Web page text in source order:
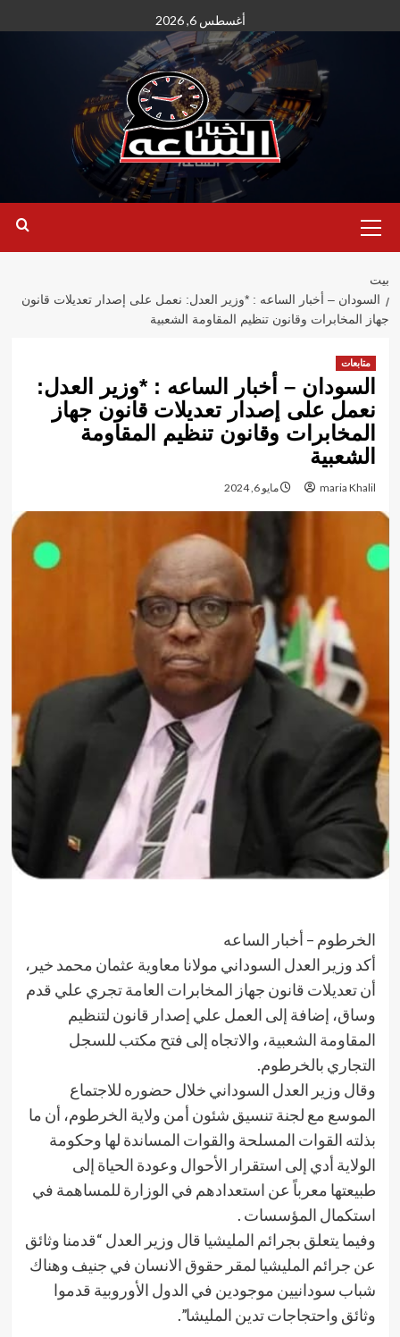
إلى
أغسطس 6, 2026
الأساسية
بيت
السودان – أخبار الساعه : *وزير العدل: نعمل على إصدار تعديلات قانون
جهاز المخابرات وقانون تنظيم المقاومة الشعبية
متابعات
السودان – أخبار الساعه : *وزير العدل:
نعمل على إصدار تعديلات قانون جهاز
المخابرات وقانون تنظيم المقاومة
الشعبية
maria Khalil مايو 6, 2024
الخرطوم – أخبار الساعه
أكد وزير العدل السوداني مولانا معاوية عثمان محمد خير،
أن تعديلات قانون جهاز المخابرات العامة تجري علي قدم
وساق، إضافة إلى العمل علي إصدار قانون لتنظيم
المقاومة الشعبية، والاتجاه إلى فتح مكتب للسجل
التجاري بالخرطوم.
وقال وزير العدل السوداني خلال حضوره للاجتماع
الموسع مع لجنة تنسيق شئون أمن ولاية الخرطوم، أن ما
بذلته القوات المسلحة والقوات المساندة لها وحكومة
الولاية أدي إلى استقرار الأحوال وعودة الحياة إلى
طبيعتها معرباً عن استعدادهم في الوزارة للمساهمة في
استكمال المؤسسات .
وفيما يتعلق بجرائم المليشيا قال وزير العدل “قدمنا وثائق
عن جرائم المليشيا لمقر حقوق الانسان في جنيف وهناك
شباب سودانيين موجودين في الدول الأوروبية قدموا
وثائق واحتجاجات تدين المليشا”.